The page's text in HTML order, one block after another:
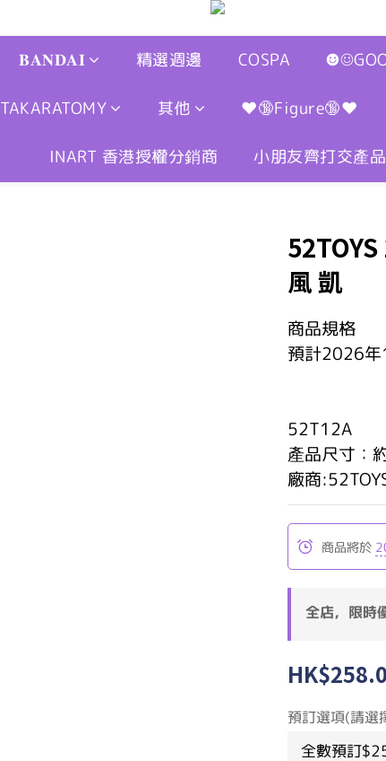
𝐁𝐀𝐍𝐃𝐀𝐈 精選週邊 COSPA
TAKARATOMY 其他 ❤🔞Figure🔞❤
INART 香港授權分銷商 小朋友齊打交產品
風 凱
商品規格
預計2026年
52T12A
產品尺寸：
廠商
商品將於
全店，限時
預訂選項(請選